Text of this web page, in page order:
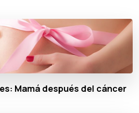
Mamá después del cáncer